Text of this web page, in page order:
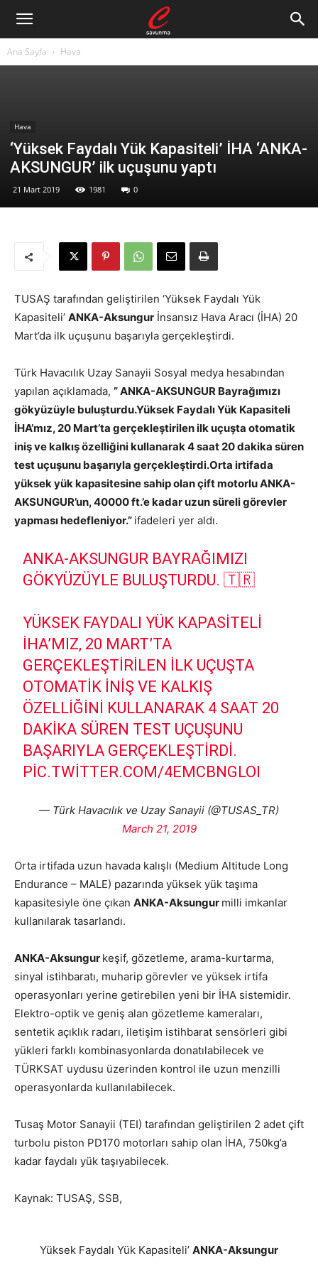
Ana Sayfa Hava
Hava
‘Yüksek Faydalı Yük Kapasiteli’ İHA ‘ANKA-
AKSUNGUR’ ilk uçuşunu yaptı
21 Mart 2019 1981 0
TUSAŞ tarafından geliştirilen ‘Yüksek Faydalı Yük
Kapasiteli’ ANKA-Aksungur İnsansız Hava Aracı (İHA) 20
Mart’da ilk uçuşunu başarıyla gerçekleştirdi.
Türk Havacılık Uzay Sanayii Sosyal medya hesabından
yapılan açıklamada, ” ANKA-AKSUNGUR Bayrağımızı
gökyüzüyle buluşturdu.Yüksek Faydalı Yük Kapasiteli
İHA’mız, 20 Mart’ta gerçekleştirilen ilk uçuşta otomatik
iniş ve kalkış özelliğini kullanarak 4 saat 20 dakika süren
test uçuşunu başarıyla gerçekleştirdi.Orta irtifada
yüksek yük kapasitesine sahip olan çift motorlu ANKA-
AKSUNGUR’un, 40000 ft.’e kadar uzun süreli görevler
yapması hedefleniyor.” ifadeleri yer aldı.
ANKA-AKSUNGUR BAYRAĞIMIZI
GÖKYÜZÜYLE BULUŞTURDU. 🇹🇷
YÜKSEK FAYDALI YÜK KAPASITELI
İHA’MIZ, 20 MART’TA
GERÇEKLEŞTIRILEN ILK UÇUŞTA
OTOMATIK INIŞ VE KALKIŞ
ÖZELLIĞINI KULLANARAK 4 SAAT 20
DAKIKA SÜREN TEST UÇUŞUNU
BAŞARIYLA GERÇEKLEŞTIRDI.
PIC.TWITTER.COM/4EMCBNGLOI
— Türk Havacılık ve Uzay Sanayii (@TUSAS_TR)
March 21, 2019
Orta irtifada uzun havada kalışlı (Medium Altitude Long
Endurance – MALE) pazarında yüksek yük taşıma
kapasitesiyle öne çıkan ANKA-Aksungur milli imkanlar
kullanılarak tasarlandı.
ANKA-Aksungur keşif, gözetleme, arama-kurtarma,
sinyal istihbaratı, muharip görevler ve yüksek irtifa
operasyonları yerine getirebilen yeni bir İHA sistemidir.
Elektro-optik ve geniş alan gözetleme kameraları,
sentetik açıklık radarı, iletişim istihbarat sensörleri gibi
yükleri farklı kombinasyonlarda donatılabilecek ve
TÜRKSAT uydusu üzerinden kontrol ile uzun menzilli
operasyonlarda kullanılabilecek.
Tusaş Motor Sanayii (TEI) tarafından geliştirilen 2 adet çift
turbolu piston PD170 motorları sahip olan İHA, 750kg’a
kadar faydalı yük taşıyabilecek.
Kaynak: TUSAŞ, SSB,
Yüksek Faydalı Yük Kapasiteli’ ANKA-Aksungur